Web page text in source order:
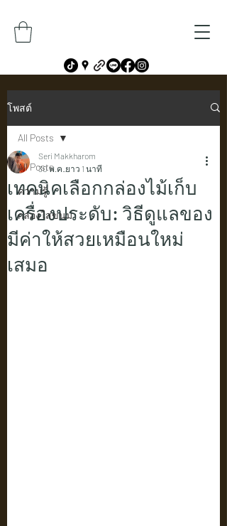
โพสต์
All Posts
ความรู้
กล่องใส่ขนม
All Posts
เทคนิคเลือกกล่องไม้เก็บ
เครื่องประดับ: วิธีดูแลของ
มีค่าให้สวยเหมือนใหม่
เสมอ
Seri Makkharom
30 พ.ค. ยาว 1 นาที